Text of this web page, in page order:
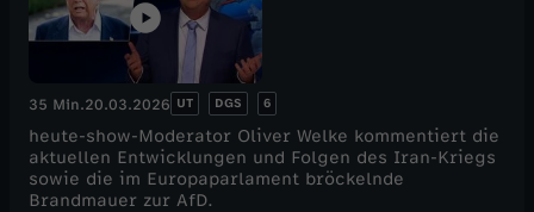
35 Min.20.03.2026 UT DGS 6
heute-show-Moderator Oliver Welke kommentiert die
aktuellen Entwicklungen und Folgen des Iran-Kriegs
sowie die im Europaparlament bröckelnde
Brandmauer zur AfD.